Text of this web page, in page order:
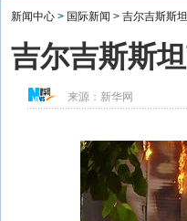
新闻中心 > 国际新闻 > 吉尔吉斯斯
吉尔吉斯斯
来源： 新华网